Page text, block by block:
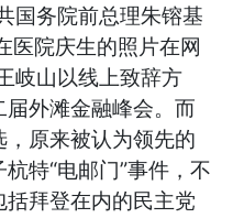
国务院前总理朱镕基
医院庆生的照片在网
岐山以线上致辞方
外滩金融峰会。而
原来被认为领先的
特“电邮门”事件，不
拜登在内的民主党